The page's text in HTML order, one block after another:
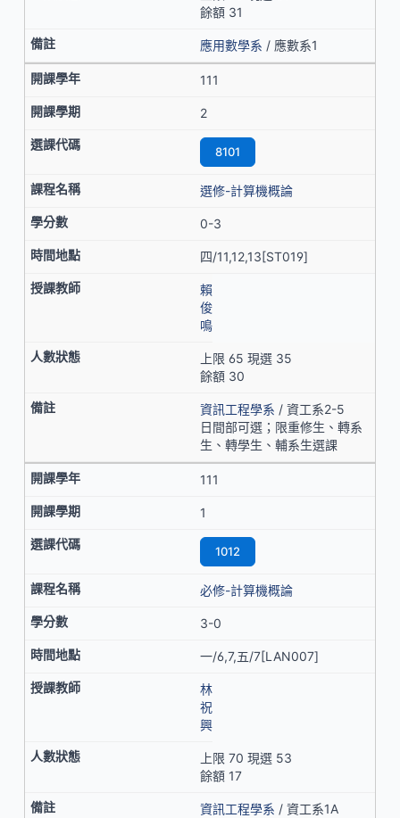
餘額 31
應用數學系 / 應數系1
111
2
8101
選修-計算機概論
0-3
四/11,12,13[ST019]
賴
俊
鳴
上限 65 現選 35
餘額 30
資訊工程學系 / 資工系2-5
日間部可選；限重修生、轉系
生、轉學生、輔系生選課
111
1
1012
必修-計算機概論
3-0
一/6,7,五/7[LAN007]
林
祝
興
上限 70 現選 53
餘額 17
資訊工程學系 / 資工系1A